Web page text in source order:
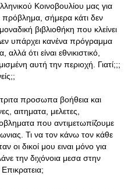
Κοινοβουλίου μας για
σήμερα κάτι δεν
βιβλιοθήκη που κλείνει
υπάρχει κανένα πρόγραμμα
ότι είναι εθνικιστικό,
αυτή την περιοχή. Γιατί;;;
προσωπα βοήθεια και
αιτηματα, μελετες,
που αντιμετωπίζουμε
Τι να τον κάνω τον κάθε
οι δικοί μου ειναι μόνο για
την διχόνοια μεσα στην